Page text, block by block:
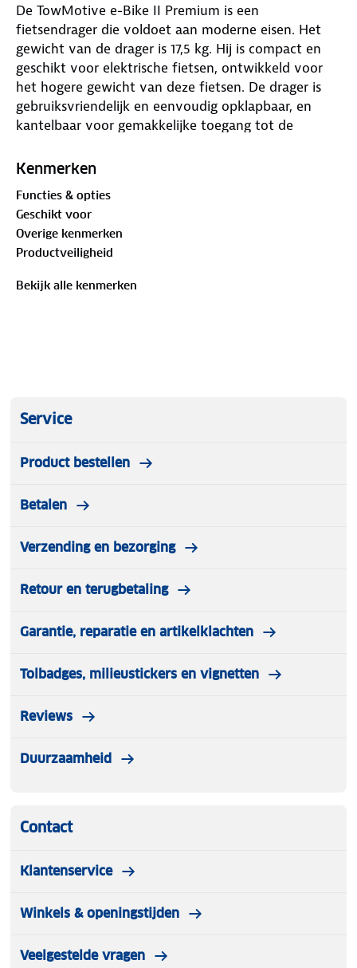
De TowMotive e-Bike II Premium is een
fietsendrager die voldoet aan moderne eisen. Het
gewicht van de drager is 17,5 kg. Hij is compact en
geschikt voor elektrische fietsen, ontwikkeld voor
het hogere gewicht van deze fietsen. De drager is
gebruiksvriendelijk en eenvoudig opklapbaar, en
kantelbaar voor gemakkelijke toegang tot de
strap, die geschikt is voor alle fietsframes. Het
staalcomponenten. Bovendien is de drager voorzien
van wieltjes om tillen te vermijden en wordt
geleverd inclusief opbergtas.
Kenmerken
Functies & opties
Geschikt voor
Overige kenmerken
Productveiligheid
Bekijk alle kenmerken
Service
Product bestellen
Betalen
Verzending en bezorging
Retour en terugbetaling
Garantie, reparatie en artikelklachten
Tolbadges, milieustickers en vignetten
Reviews
Duurzaamheid
Contact
Klantenservice
Winkels & openingstijden
Veelgestelde vragen